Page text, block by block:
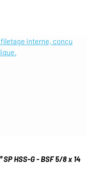
SP HSS-G - BSF 5/8 x 14